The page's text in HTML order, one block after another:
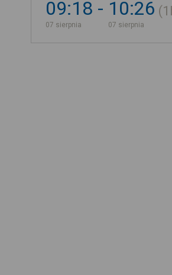
09:18
07 sierpnia
10:26
07 sierpnia